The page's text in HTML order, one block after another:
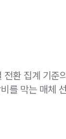
환 집계 기준
를 막는 매체